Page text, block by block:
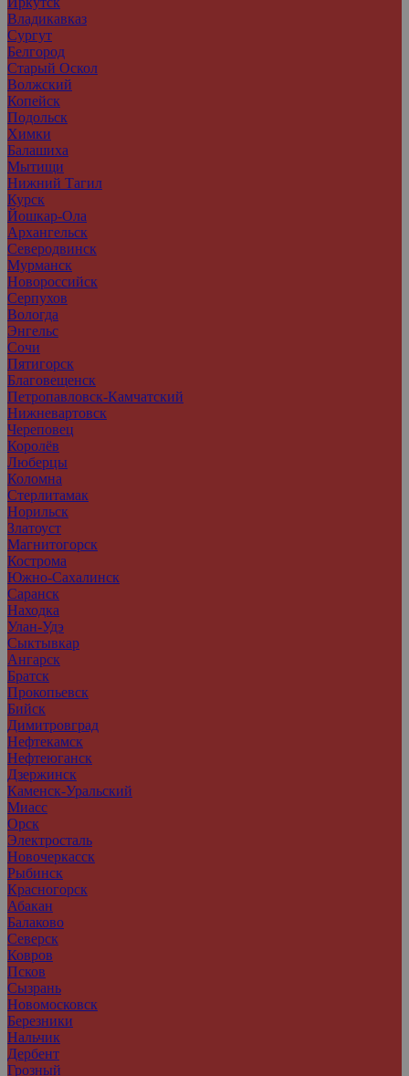
Владикавказ
Сургут
Белгород
Старый Оскол
Волжский
Копейск
Подольск
Химки
Балашиха
Мытищи
Нижний Тагил
Курск
Йошкар-Ола
Архангельск
Северодвинск
Мурманск
Новороссийск
Серпухов
Вологда
Энгельс
Сочи
Пятигорск
Благовещенск
Петропавловск-Камчатский
Нижневартовск
Череповец
Королёв
Люберцы
Коломна
Стерлитамак
Норильск
Златоуст
Магнитогорск
Кострома
Южно-Сахалинск
Саранск
Находка
Улан-Удэ
Сыктывкар
Ангарск
Братск
Прокопьевск
Бийск
Димитровград
Нефтекамск
Нефтеюганск
Дзержинск
Каменск-Уральский
Миасс
Орск
Электросталь
Новочеркасск
Рыбинск
Красногорск
Абакан
Балаково
Северск
Ковров
Псков
Сызрань
Новомосковск
Березники
Нальчик
Дербент
Грозный